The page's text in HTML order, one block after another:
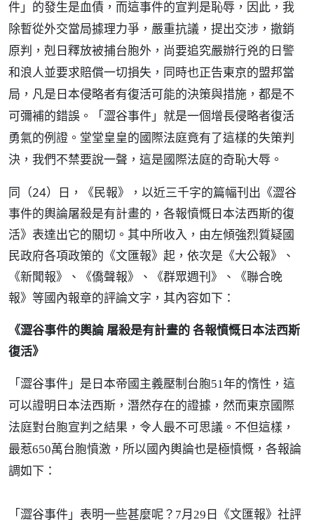
件」的發生是血債，而這事件的宣判是恥辱，因此，我
除暫從外交當局據理力爭，嚴重抗議，提出交涉，撤銷
原判，剋日釋放被捕台胞外，尚要追究嚴辦行兇的日警
和浪人並要求賠償一切損失，同時也正告東京的盟邦當
局，凡是日本侵略者有復活可能的決策與措施，都是不
可彌補的錯誤。「澀谷事件」就是一個增長侵略者復活
勇氣的例證。堂堂皇皇的國際法庭竟有了這樣的失策判
決，我們不禁要說一聲，這是國際法庭的奇恥大辱。
同（24）日，《民報》，以近三千字的篇幅刊出《澀谷
事件的輿論屠殺是有計畫的，各報憤慨日本法西斯的復
活》表達出它的關切。其中所收入，由左傾強烈質疑國
民政府各項政策的《文匯報》起，依次是《大公報》、
《新聞報》、《僑聲報》、《群眾週刊》、《聯合晚
報》等國內報章的評論文字，其內容如下：
《澀谷事件的輿論 屠殺是有計畫的 各報憤慨日本法西斯
復活》
「澀谷事件」是日本帝國主義壓制台胞51年的惰性，這
可以證明日本法西斯，潛然存在的證據，然而東京國際
法庭對台胞宣判之結果，令人最不可思議。不但這樣，
最惹650萬台胞憤激，所以國內輿論也是極憤慨，各報論
調如下：
「澀谷事件」表明一些甚麼呢？7月29日《文匯報》社評